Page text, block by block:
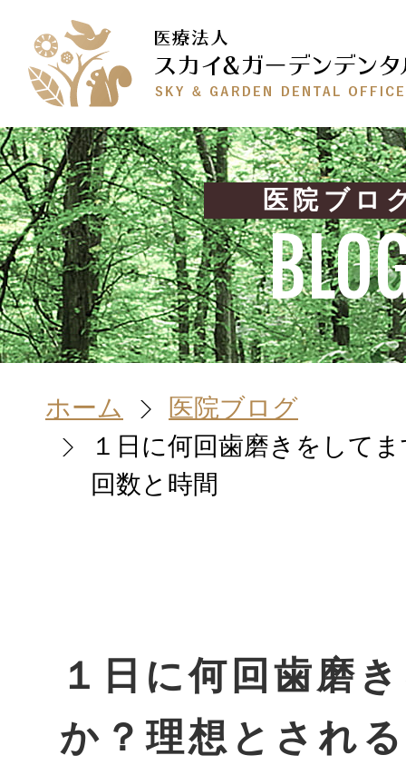
STAFF
診療案内
医院ブロ
ホーム
医院ブログ
１日に何回歯磨きをして
回数と時間
１日に何回歯磨
か？理想とされ